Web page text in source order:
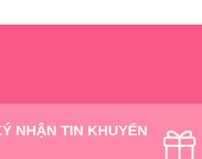
NHẬN TIN KHUYẾN